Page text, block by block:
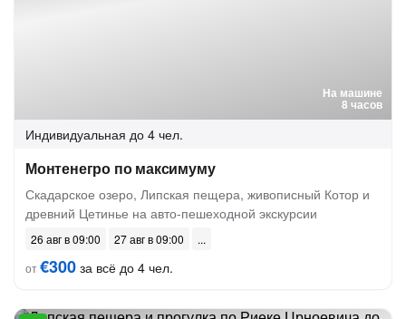
На машине
8 часов
Индивидуальная до 4 чел.
Монтенегро по максимуму
Скадарское озеро, Липская пещера, живописный Котор и
древний Цетинье на авто-пешеходной экскурсии
26 авг в 09:00
27 авг в 09:00
от€300 за всё до 4 чел.